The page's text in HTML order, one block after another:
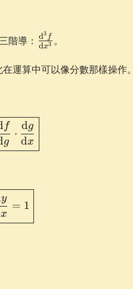
階導： \frac{\d^3
f}{\d x^3}
dx3
d3 f 。
運算中可以像分數那樣操作。
\boxed{ \frac{\d f}{\d
g
f
⋅
dx
dg
\boxed{ \frac{\d x}{\d
x
y
= 1